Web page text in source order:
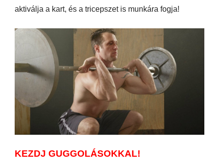
aktiválja a kart, és a tricepszet is munkára fogja!
KEZDJ GUGGOLÁSOKKAL!